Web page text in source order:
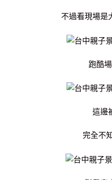
不過看現場是
跑酷
這邊
完全不